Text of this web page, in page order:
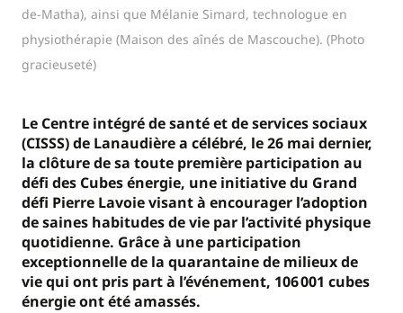
de-Matha), ainsi que Mélanie Simard, technologue en
physiothérapie (Maison des aînés de Mascouche). (Photo
gracieuseté)
Le Centre intégré de santé et de services sociaux
(CISSS) de Lanaudière a célébré, le 26 mai dernier,
la clôture de sa toute première participation au
défi des Cubes énergie, une initiative du Grand
défi Pierre Lavoie visant à encourager l’adoption
de saines habitudes de vie par l’activité physique
quotidienne. Grâce à une participation
exceptionnelle de la quarantaine de milieux de
vie qui ont pris part à l’événement, 106 001 cubes
énergie ont été amassés.